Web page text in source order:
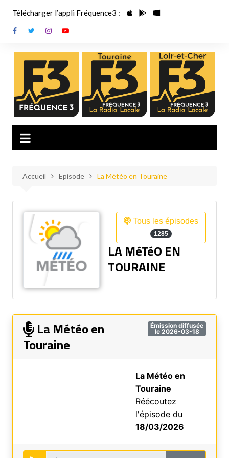
contenu
Télécharger l’appli Fréquence3 :
Accueil Episode La Météo en Touraine
Tous les épisodes
1285
LA MéTéO EN
TOURAINE
Émission diffusée
le 2026-03-18
La Météo en
Touraine
La Météo en
Touraine
Réécoutez
l'épisode du
18/03/2026